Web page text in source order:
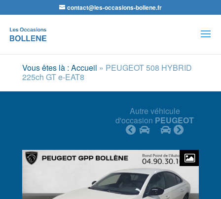
contact@les-occasions-bollene.fr
de
produits
Vous êtes là : Accueil » PEUGEOT 508 HYBRID
225ch GT e-EAT8
Autre véhicule
d'occasion PEUGEOT